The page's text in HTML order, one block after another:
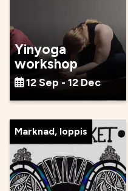
Yinyoga
workshop
12 Sep - 12 Dec
Marknad, loppis